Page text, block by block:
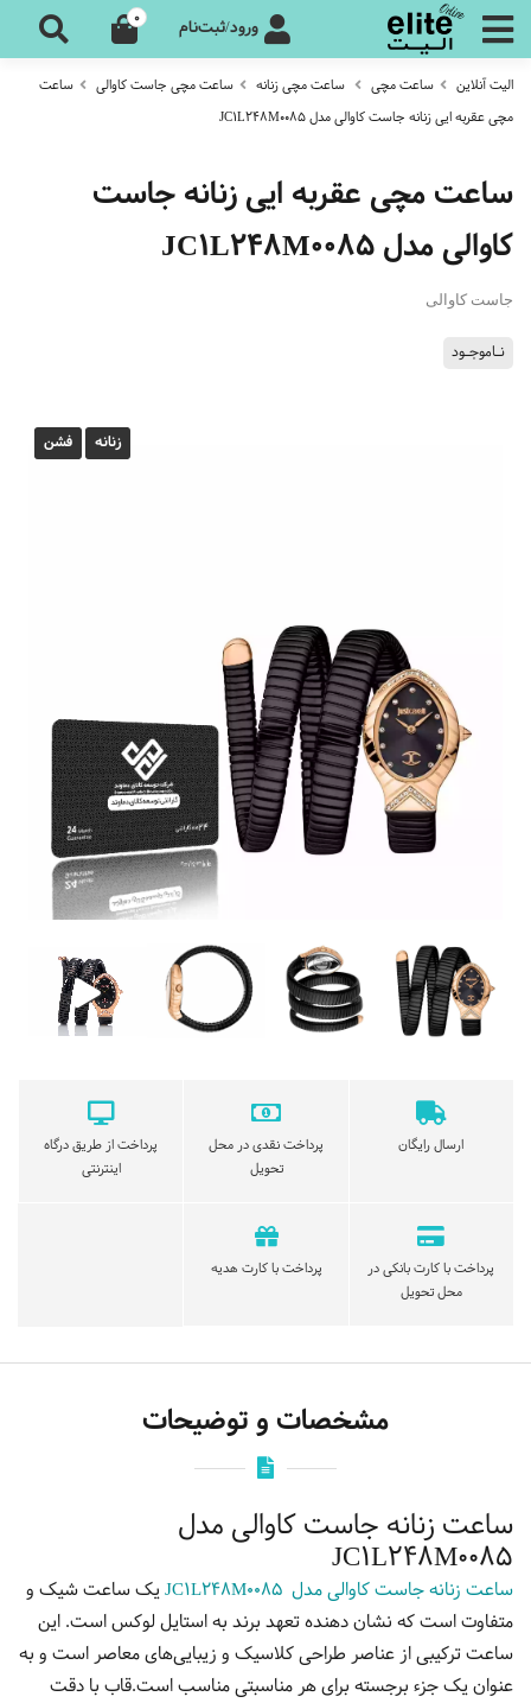
ورود/ثبت‌نام 0
الیت آنلاین ساعت مچی ساعت مچی زنانه ساعت مچی جاست کاوالی
ساعت
مچی عقربه ایی زنانه جاست کاوالی مدل JC1L248M0085
ساعت مچی عقربه ایی زنانه جاست
کاوالی مدل JC1L248M0085
جاست کاوالی
نـاموجـود
زنانه فشن
ارسال رایگان
پرداخت نقدی در محل
تحویل
پرداخت از طریق درگاه
اینترنتی
پرداخت با کارت بانکی در
محل تحویل
پرداخت با کارت هدیه
مشخصات و توضیحات
ساعت زنانه جاست کاوالی مدل
JC1L248M0085
ساعت زنانه جاست کاوالی مدل JC1L248M0085
یک ساعت شیک و
متفاوت است که نشان دهنده تعهد برند به استایل لوکس است. این
ساعت ترکیبی از عناصر طراحی کلاسیک و زیبایی‌های معاصر است و به
عنوان یک جزء برجسته برای هر مناسبتی مناسب است.قاب با دقت